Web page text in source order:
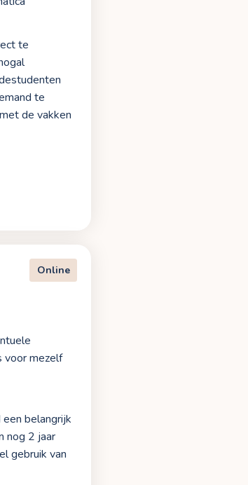
te
te
de vakken
Online
voor mezelf
belangrijk
nog 2 jaar
gebruik van